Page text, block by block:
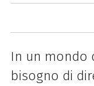
In un mondo
bisogno di